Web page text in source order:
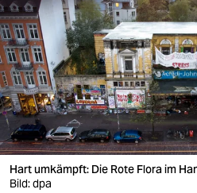
sport
berlin
nord
wahrheit
verlag
verlag
Hart umkämpft: Die Rote Flora im
Bild: dpa